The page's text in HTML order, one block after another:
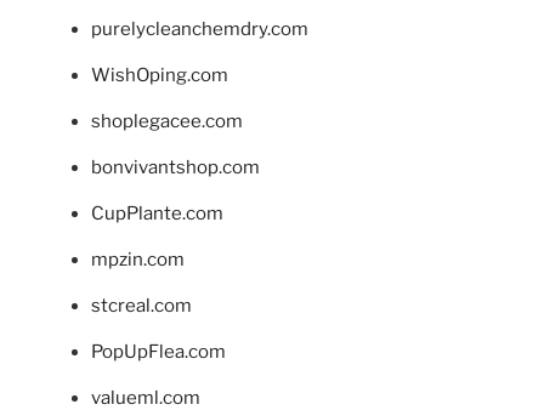
purelycleanchemdry.com
WishOping.com
shoplegacee.com
bonvivantshop.com
CupPlante.com
mpzin.com
stcreal.com
PopUpFlea.com
valueml.com